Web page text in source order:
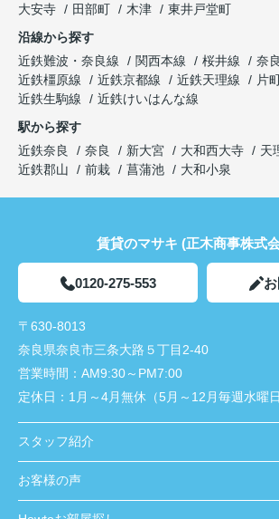
大安寺
田部町 木津
東井戸堂町
沿線から探す
近鉄難波・奈良線
関西本線 桜井線
奈
近鉄橿原線
近鉄京都線 近鉄天理線
片
近鉄生駒線
近鉄けいはんな線
駅から探す
近鉄奈良
奈良 新大宮 大和西大寺 天
近鉄郡山
前栽 菖蒲池 大和小泉
賃貸のマサキ (正木商事株式会
0120-275-553
〒630-8013
奈良県奈良市三条大路５丁目2-40
営業時間： AM9:30～PM7:00
定休日： 1月～4月無休（5月～12月毎週水曜日
スタッフ紹介
お客様の声